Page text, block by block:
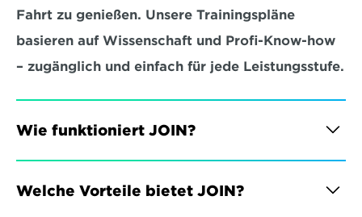
Fahrt zu genießen. Unsere Trainingspläne
basieren auf Wissenschaft und Profi-Know-how
– zugänglich und einfach für jede Leistungsstufe.
Wie funktioniert JOIN?
Welche Vorteile bietet JOIN?